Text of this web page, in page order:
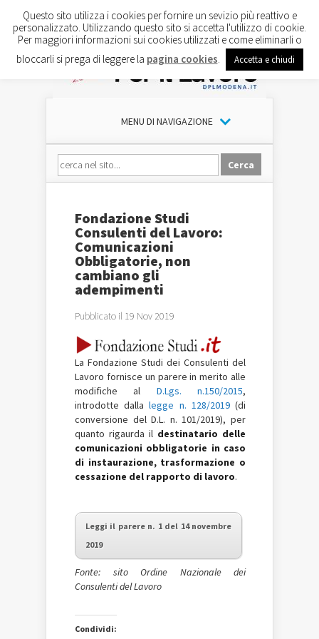
MENU DI NAVIGAZIONE
Fondazione Studi
Consulenti del Lavoro:
Comunicazioni
Obbligatorie, non
cambiano gli
adempimenti
Pubblicato il 19 Nov 2019
La Fondazione Studi dei Consulenti del
Lavoro fornisce un parere in merito alle
modifiche al D.Lgs. n.150/2015,
introdotte dallalegge n. 128/2019(di
conversione del D.L. n. 101/2019), per
quanto rigaurda il destinatario delle
comunicazioni obbligatorie in caso
di instaurazione, trasformazione o
cessazione del rapporto di lavoro.
Leggi il parere n. 1 del 14 novembre
2019
Fonte: sito Ordine Nazionale dei
Consulenti del Lavoro
Condividi:
Questo sito utilizza i cookies per fornire un sevizio più reattivo e
personalizzato. Utilizzando questo sito si accetta l'utilizzo di cookie.
Per maggiori informazioni sui cookies utilizzati e come eliminarli o
bloccarli si prega di leggere la pagina cookies Accetta e chiudi